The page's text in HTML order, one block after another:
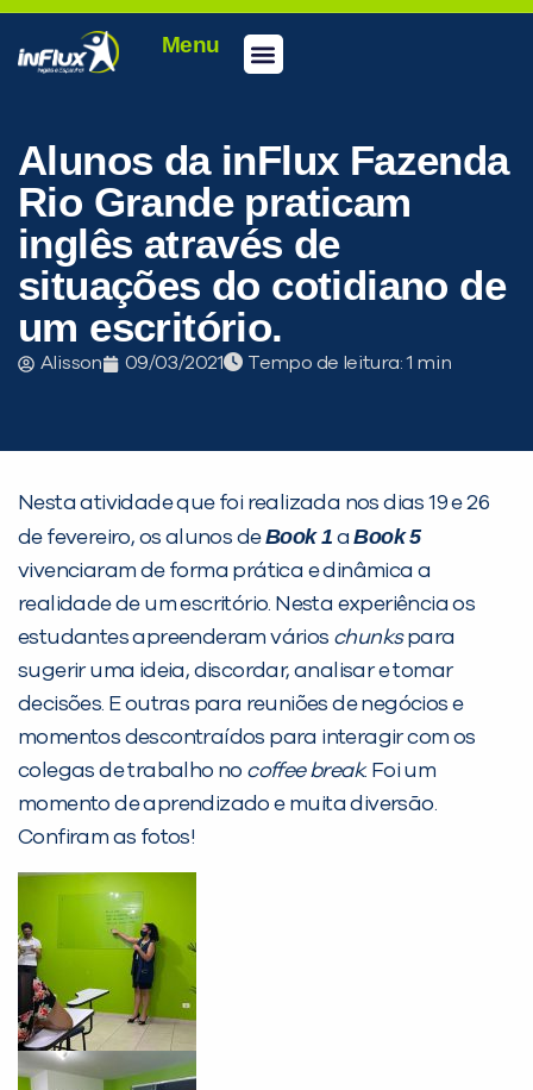
Menu
Alunos da inFlux Fazenda
Rio Grande praticam
inglês através de
situações do cotidiano de
um escritório.
Alisson 09/03/2021 Tempo de leitura:
Nesta atividade que foi realizada nos dias 19 e 26
de fevereiro, os alunos deBook 1 aBook 5
vivenciaram de forma prática e dinâmica a
realidade de um escritório. Nesta experiência os
estudantes apreenderam vários chunkspara
sugerir uma ideia, discordar, analisar e tomar
decisões. E outras para reuniões de negócios e
momentos descontraídos para interagir com os
colegas de trabalho no coffee break. Foi um
momento de aprendizado e muita diversão.
Confiram as fotos!
Não encontramos nenhuma unidade
inFlux nesta cidade ou bairro que
Preencha com seus dados abaixo e
já vamos te colocar em contato